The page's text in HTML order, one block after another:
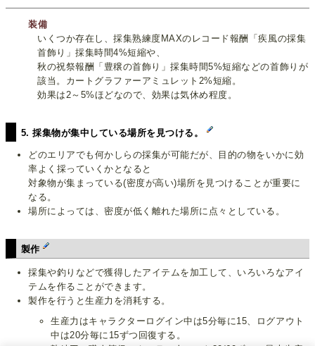
装備
いくつか存在し、採集熟練度MAXのレコード報酬「疾風の採集
首飾り」採集時間4%短縮や、
秋の祝祭報酬「豊穣の首飾り」採集時間5%短縮などの首飾りが
該当。カートグラファーアミュレット2%短縮。
効果は2～5%ほどなので、効果は気休め程度。
5. 採集物が集中している場所を見つける。
どのエリアでも何かしらの採集が可能だが、目的の物をいかに効
率よく採っていくかとなると
対象物が集まっている(密度が高い)場所を見つけることが重要に
なる。
場所によっては、密度が低く離れた場所に点々としている。
製作
採集や釣りなどで獲得したアイテムを加工して、いろいろなアイ
テムを作ることができます。
製作を行うと生産力を消耗する。
生産力はキャラクターログイン中は5分毎に15、ログアウト
中は20分毎に15ずつ回復する。